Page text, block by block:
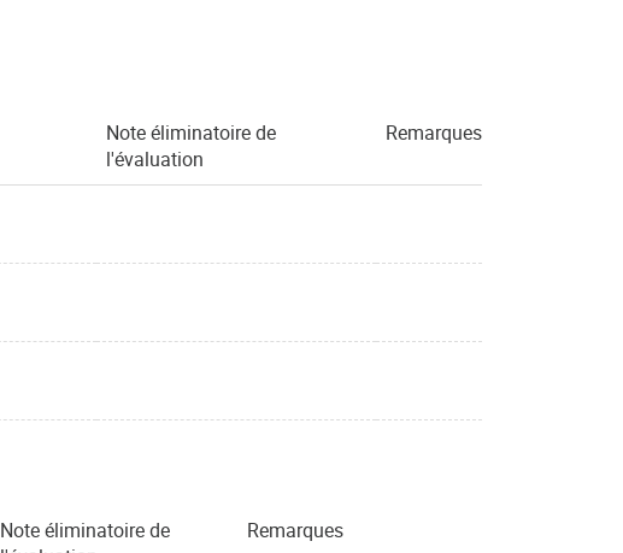
Note éliminatoire de
l'évaluation
Remarques
Note éliminatoire de
Remarques